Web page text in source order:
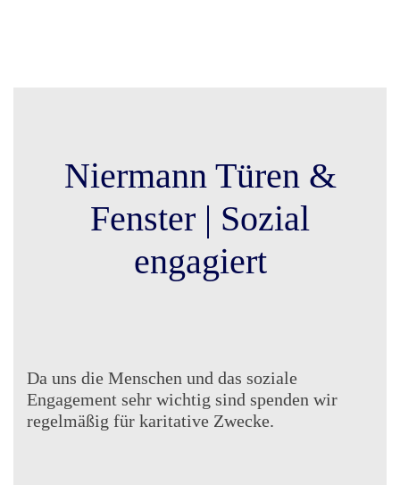
Niermann Türen &
Fenster | Sozial
engagiert
Da uns die Menschen und das soziale
Engagement sehr wichtig sind spenden wir
regelmäßig für karitative Zwecke.